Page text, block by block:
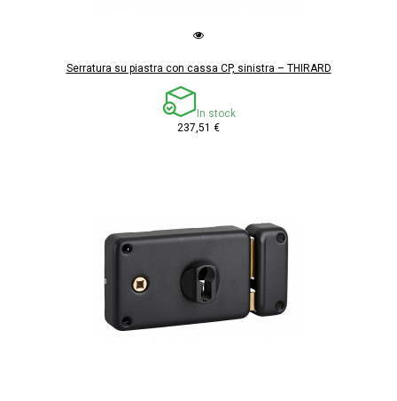
Serratura su piastra con cassa CP, sinistra – THIRARD
In stock
237,51 €